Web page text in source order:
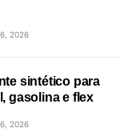
2026
sintético para
gasolina e flex
2026